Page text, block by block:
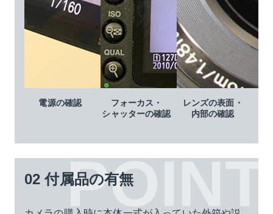
電源の確認
フォーカス・
シャッターの確認
レンズの表面・
内部の確認
02 付属品の有無